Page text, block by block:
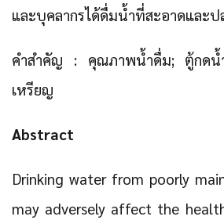
และบุคลากรได้ดื่มน้ำที่สะอาดและ
คำสำคัญ : คุณภาพน้ำดื่ม; ตู้กดน้
เหรียญ
Abstract
Drinking water from poorly
may adversely affect the